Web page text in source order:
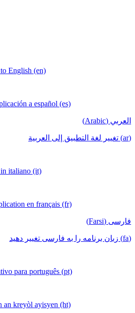
English (en)
a español (es)
العربي (Arabic)
(ar) تغيير لغة التطبيق إلى العربية
italiano (it)
en français (fr)
فارسی (Farsi)
(fa) زبان برنامه را به فارسی تغییر دهید
para português (pt)
an kreyòl ayisyen (ht)